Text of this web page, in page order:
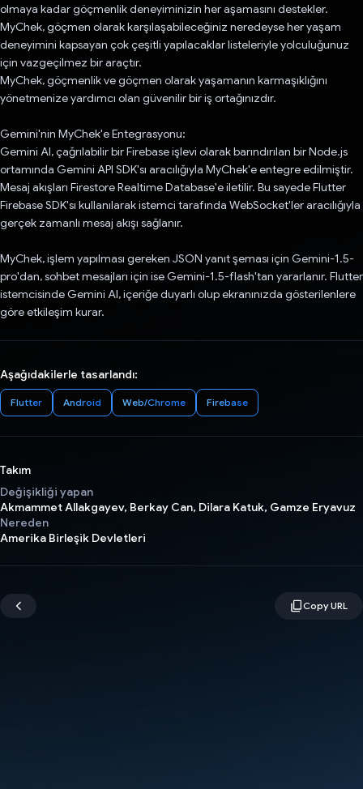
olmaya kadar göçmenlik deneyiminizin her aşamasını destekler.
MyChek, göçmen olarak karşılaşabileceğiniz neredeyse her yaşam
deneyimini kapsayan çok çeşitli yapılacaklar listeleriyle yolculuğunuz
için vazgeçilmez bir araçtır.
MyChek, göçmenlik ve göçmen olarak yaşamanın karmaşıklığını
yönetmenize yardımcı olan güvenilir bir iş ortağınızdır.
Gemini'nin MyChek'e Entegrasyonu:
Gemini AI, çağrılabilir bir Firebase işlevi olarak barındırılan bir Node.js
ortamında Gemini API SDK'sı aracılığıyla MyChek'e entegre edilmiştir.
Mesaj akışları Firestore Realtime Database'e iletilir. Bu sayede Flutter
Firebase SDK'sı kullanılarak istemci tarafında WebSocket'ler aracılığıyla
gerçek zamanlı mesaj akışı sağlanır.
MyChek, işlem yapılması gereken JSON yanıt şeması için Gemini-1.5-
pro'dan, sohbet mesajları için ise Gemini-1.5-flash'tan yararlanır. Flutter
istemcisinde Gemini AI, içeriğe duyarlı olup ekranınızda gösterilenlere
göre etkileşim kurar.
Aşağıdakilerle tasarlandı:
Flutter Android Web/Chrome Firebase
Takım
Değişikliği yapan
Akmammet Allakgayev, Berkay Can, Dilara Katuk, Gamze Eryavuz
Nereden
Amerika Birleşik Devletleri